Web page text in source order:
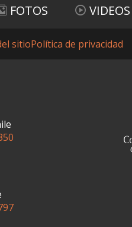
FOTOS VIDEOS
sitioPolítica de privacidad